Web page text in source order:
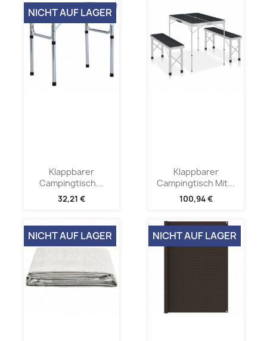
Klappbarer
Campingtisch...
32,21 €
NICHT AUF LAGER
Klappbarer
Campingtisch Mit...
100,94 €
NICHT AUF LAGER NICHT AUF LAGER